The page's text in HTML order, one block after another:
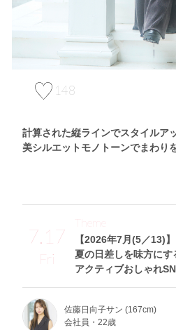
148
計算された縦ラインでスタイルア
美シルエットモノトーンでまわり
7.17
Fri
【2026年7月(5／13)】
夏の日差しを味方にす
アクティブおしゃれ
Theme
佐藤日向子サン (167cm)
会社員・22歳